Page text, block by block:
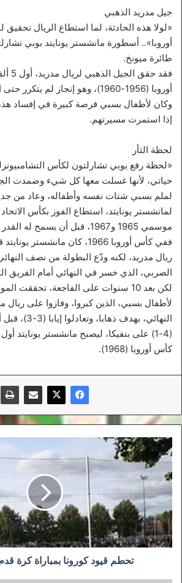
جيل مدريد الذهبي
«لولا هذه الحادثة، لما استطاع الريال
أوروبا».. أسطورة مانشستر يونايتد بوبي
طائرة ميونخ.
فقد
أوروبا (1956-1960)، وهو إنجاز لم يتكرر حتى الآن.
وكان لأطفال بسبي فرصة كبيرة في إفساد هذه
إذا استمرت مسيرتهم.
لحظة الثأر
«لحظة رفع بوبي تشارلتون لكأس
حياتي، لأنها غسلت معها كل شيء وضمدت
لملم بسبي شتات نفسه وأطفاله، وعاد من
موسمي 1965 و1967، قبل أن يسمح له القدر ببلوغ الثأر القديم.
ففي كأس أوروبا 1966، كان
ريال مدريد، لكنه ودّع البطولة من نصف
الصربي، الذي خسر في النهائي أمام الفريق
لكن بعد 10 سنوات على الفاجعة، تحققت
لأطفال بسبي، الذين كبروا، وفازوا على
النهائي، بهدف
(4-1) على بنفيكا، ليصبح مانشستر يونايتد
كأس أوروبا (1968).
تحطم
قيود
كورونا
بمباراة
كرة
قدم
في
فرنسا
تحطم قيود كورونا بمباراة كرة